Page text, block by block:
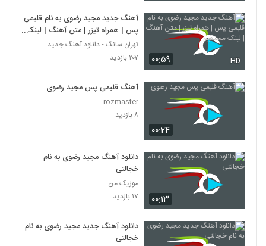
۰۰:۵۹ HD
آهنگ جدید مجید رضوی به نام قلبمی
پس | همراه تیزر | متن آهنگ | لینک
مستقیم
تهران سانگ - دانلود آهنگ جدید
۲۰۷ بازدید
۰۰:۲۴
آهنگ قلبمی پس مجید رضوی
rozmaster
۸ بازدید
۰۰:۱۳
دانلود آهنگ مجید رضوی به نام
خجالتی
موزیک من
۱۷ بازدید
دانلود آهنگ جدید مجید رضوی به نام
خجالتی